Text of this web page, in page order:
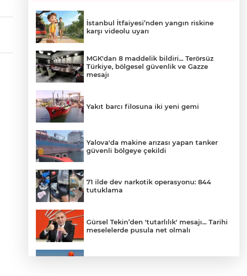
İstanbul İtfaiyesi’nden yangın riskine
karşı videolu uyarı
MGK'dan 8 maddelik bildiri... Terörsüz
Türkiye, bölgesel güvenlik ve Gazze
mesajı
Yakıt barcı filosuna iki yeni gemi
Yalova'da makine arızası yapan tanker
güvenli bölgeye çekildi
71 ilde dev narkotik operasyonu: 844
tutuklama
Gürsel Tekin’den 'tutarlılık' mesajı... Tarihi
meselelerde pusula net olmalı